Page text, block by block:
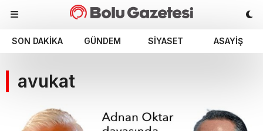
SON DAKIKA GÜNDEM SIYASET ASAYIŞ
avukat